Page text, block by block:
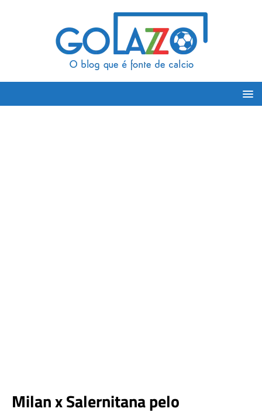
Milan x Salernitana pelo